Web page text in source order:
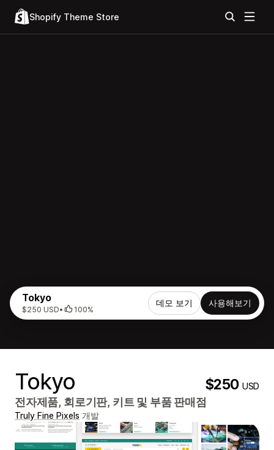
Shopify Theme Store
Tokyo
$250 USD• 100%
데모 보기 사용해보기
Tokyo $250USD
전자제품, 회로기판, 키트 및 부품 판매점
Truly Fine Pixels 개발